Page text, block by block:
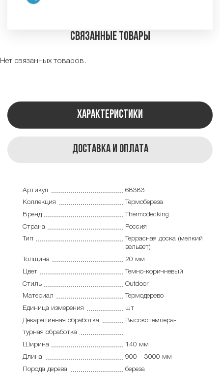
Связанные товары
Нет связанных товаров.
Характеристики
Доставка и оплата
Артикул
68383
Коллекция
Термобереза
Бренд
Thermodecking
Страна
Россия
Тип
Террасная доска (мелкий
вельвет)
Толщина
20 мм
Цвет
Темно-коричневый
Стиль
Outdoor
Материал
Термодерево
Единица измерения
шт
Декаративная обработка
Высокотемпера-
турная обработка
Ширина
140 мм
Длина
900 – 3000 мм
Порода дерева
береза